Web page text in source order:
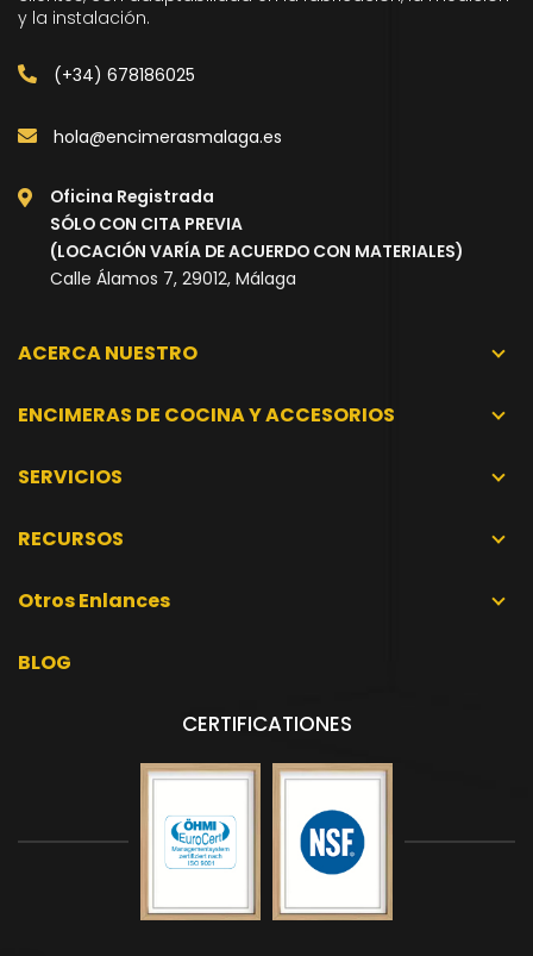
y la instalación.
(+34) 678186025
hola@encimerasmalaga.es
Oficina Registrada
SÓLO CON CITA PREVIA
(LOCACIÓN VARÍA DE ACUERDO CON MATERIALES)
Calle Álamos 7, 29012, Málaga
ACERCA NUESTRO
ENCIMERAS DE COCINA Y ACCESORIOS
SERVICIOS
RECURSOS
Otros Enlances
BLOG
CERTIFICATIONES